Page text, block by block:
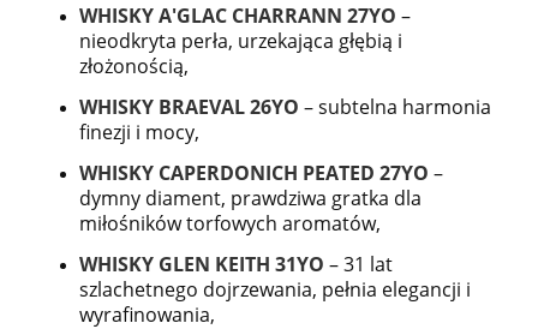
WHISKY A'GLAC CHARRANN 27YO –
nieodkryta perła, urzekająca głębią i
złożonością,
WHISKY BRAEVAL 26YO – subtelna harmonia
finezji i mocy,
WHISKY CAPERDONICH PEATED 27YO –
dymny diament, prawdziwa gratka dla
miłośników torfowych aromatów,
WHISKY GLEN KEITH 31YO – 31 lat
szlachetnego dojrzewania, pełnia elegancji i
wyrafinowania,